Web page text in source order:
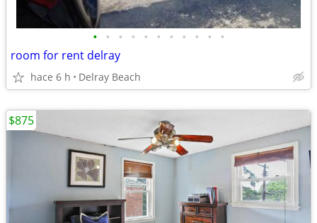
• • • • • • • • • • •
room for rent delray
hace 6 h Delray Beach
$875